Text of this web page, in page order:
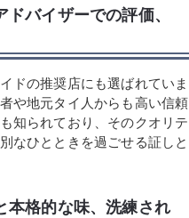
バイザーでの評価、
ドの推奨店にも選ばれていま
や地元タイ人からも高い信頼
知られており、そのクオリテ
なひとときを過ごせる証しと
本格的な味、洗練され